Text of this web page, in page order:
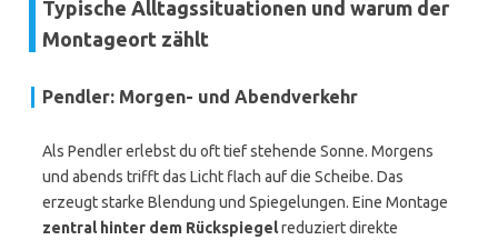
Typische Alltagssituationen und warum der
Montageort zählt
Pendler: Morgen- und Abendverkehr
Als Pendler erlebst du oft tief stehende Sonne. Morgens
und abends trifft das Licht flach auf die Scheibe. Das
erzeugt starke Blendung und Spiegelungen. Eine Montage
zentral hinter dem Rückspiegelreduziert direkte